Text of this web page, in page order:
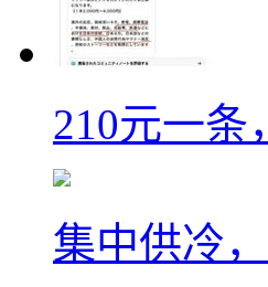
210元一条
集中供冷